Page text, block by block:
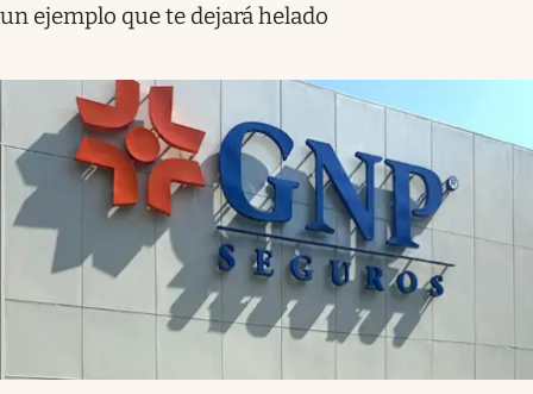
un ejemplo que te dejará helado